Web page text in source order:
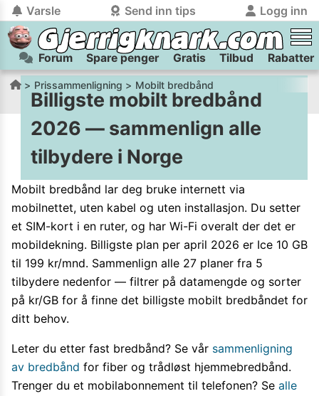
Varsle Send inn tips Logg inn
tilbake
Logg inn på Gjerrigknark.com:
Du kan logge inn / registrere bruker trygtoghelt gratis
gjerrigknark.com ved å benytte Vipps-innlogging.
Logg inn med Vipps
tilbake
Send inn tips:
Har du et tips til meg? Jeg premierer de beste tipsene med
flaxlodd!
Kamera
Velg bilde
Send inn
PS:Vil du være med i tipsekonkurransen kan du oppgi
kontaktdetaljer i neste steg.
Forum Spare penger Gratis Tilbud Rabatter
Prissammenligning Mobilt bredbånd
Billigste mobilt bredbånd
2026 — sammenlign alle
tilbydere i Norge
Mobilt bredbånd lar deg bruke internett via
mobilnettet, uten kabel og uten installasjon. Du setter
et SIM-kort i en ruter, og har Wi-Fi overalt der det er
mobildekning. Billigste plan per april 2026 er Ice 10 GB
til 199 kr/mnd. Sammenlign alle 27 planer fra 5
tilbydere nedenfor — filtrer på datamengde og sorter
på kr/GB for å finne det billigste mobilt bredbåndet for
ditt behov.
Leter du etter fast bredbånd? Se vår sammenligning
av bredbånd for fiber og trådløst hjemmebredbånd.
Trenger du et mobilabonnement til telefonen? Se alle